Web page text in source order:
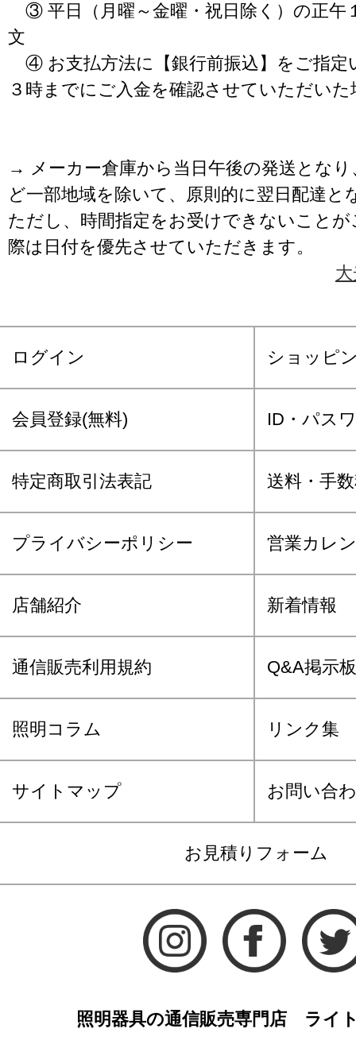
③ 平日（月曜～金曜・祝日除く）の正午
文
④ お支払方法に【銀行前振込】をご指定
３時までにご入金を確認させていただいた
→ メーカー倉庫から当日午後の発送となり
ど一部地域を除いて、原則的に翌日配達と
ただし、時間指定をお受けできないこと
際は日付を優先させていただきます。
ログイン ショッピ
会員登録(無料) ID・パス
特定商取引法表記 送料・手
プライバシーポリシー 営業カレ
店舗紹介 新着情報
通信販売利用規約 Q&A掲示板
照明コラム リンク集
サイトマップ お問い合
お見積りフォーム
照明器具の通信販売専門店 ライ